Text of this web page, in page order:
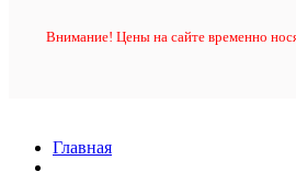
Внимание! Цены на сайте временно
Главная